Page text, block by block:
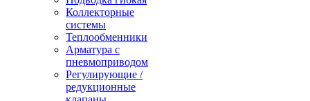
Коллекторные
системы
Теплообменники
Арматура с
пневмоприводом
Регулирующие /
редукционные